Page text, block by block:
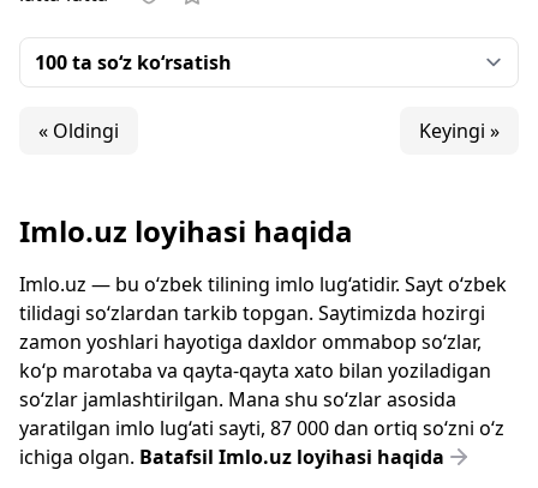
« Oldingi Keyingi »
Imlo.uz loyihasi haqida
Imlo.uz — bu o‘zbek tilining imlo lug‘atidir. Sayt o‘zbek
tilidagi so‘zlardan tarkib topgan. Saytimizda hozirgi
zamon yoshlari hayotiga daxldor ommabop so‘zlar,
ko‘p marotaba va qayta-qayta xato bilan yoziladigan
so‘zlar jamlashtirilgan. Mana shu so‘zlar asosida
yaratilgan imlo lug‘ati sayti, 87 000 dan ortiq so‘zni o‘z
ichiga olgan. Batafsil Imlo.uz loyihasi haqida